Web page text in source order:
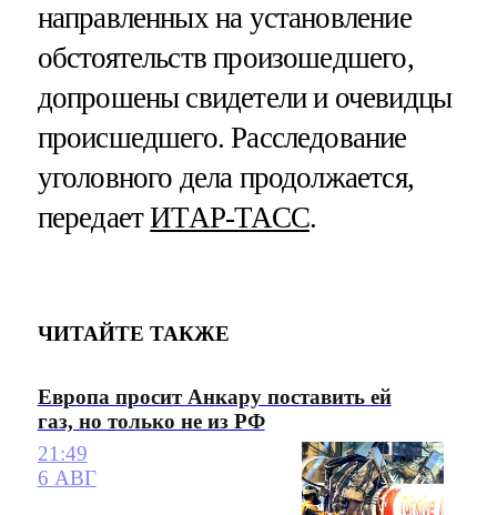
направленных на установление
обстоятельств произошедшего,
допрошены свидетели и очевидцы
происшедшего. Расследование
уголовного дела продолжается,
передаетИТАР-ТАСС.
ЧИТАЙТЕ ТАКЖЕ
Европа просит Анкару поставить ей
газ, но только не из РФ
21:49
6 АВГ